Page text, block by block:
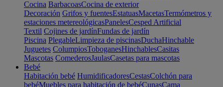
Cocina BarbacoasCocina de exterior
Decoración Grifos y fuentesEstatuasMacetasTermómetros y
estaciones metereológicasPanelesCesped Artificial
Textil Cojines de jardínFundas de jardín
Piscina PlegableLimpieza de piscinasDuchaHinchable
Juguetes ColumpiosToboganesHinchablesCasitas
Mascotas ComederosJaulasCasetas para mascotas
Bebé
Habitación bebé HumidificadoresCestasColchón para
bebéMuebles para habitación de bebéCunasCama